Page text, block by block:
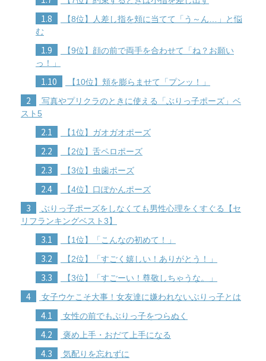
1.8
【8位】人差し指を頬に当てて「う～ん…」と悩
む
1.9
【9位】顔の前で両手を合わせて「ね？お願い
っ！」
1.10 【10位】頬を膨らませて「プンッ！」
2
写真やプリクラのときに使える「ぶりっ子ポーズ」ベ
スト5
2.1 【1位】ガオガオポーズ
2.2 【2位】舌ペロポーズ
2.3 【3位】虫歯ポーズ
2.4 【4位】口ぽかんポーズ
3
ぶりっ子ポーズをしなくても男性心理をくすぐる【セ
リフランキングベスト3】
3.1 【1位】「こんなの初めて！」
3.2 【2位】「すごく嬉しい！ありがとう！」
3.3 【3位】「すごーい！尊敬しちゃうな。」
4 女子ウケこそ大事！女友達に嫌われないぶりっ子とは
4.1 女性の前でもぶりっ子をつらぬく
4.2 褒め上手・おだて上手になる
4.3 気配りを忘れずに